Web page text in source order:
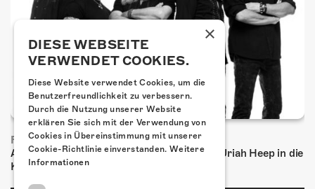
FRISCH BESTÄTIGT: URIAH HEEP
Am Sonntag, 15. November 2026 kommen Uriah Heep in die
Kulturfabrik Kofmehl!
×
DIESE WEBSEITE
VERWENDET COOKIES.
Diese Website verwendet Cookies, um die
Benutzerfreundlichkeit zu verbessern.
Durch die Nutzung unserer Website
erklären Sie sich mit der Verwendung von
Cookies in Übereinstimmung mit unserer
Cookie-Richtlinie einverstanden. Weitere
Informationen